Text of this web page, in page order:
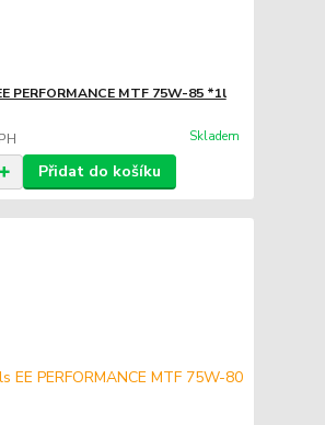
PERFORMANCE MTF 75W-85 *1l
Skladem
Přidat do košíku